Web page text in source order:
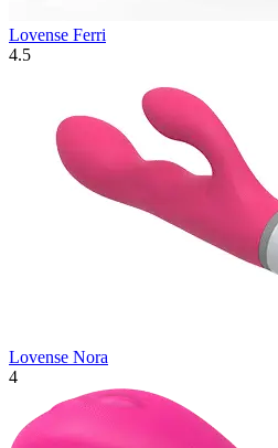
Lovense Ferri
4.5
Lovense Nora
4